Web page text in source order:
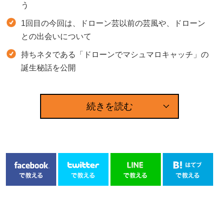
う
1回目の今回は、ドローン芸以前の芸風や、ドローン
との出会いについて
持ちネタである「ドローンでマシュマロキャッチ」の
誕生秘話を公開
続きを読む